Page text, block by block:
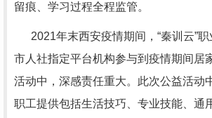
留痕、学习过程全程监管。
2021年末西安疫情期间，“秦训云”职
市人社指定平台机构参与到疫情期间居
活动中，深感责任重大。此次公益活动
职工提供包括生活技巧、专业技能、通